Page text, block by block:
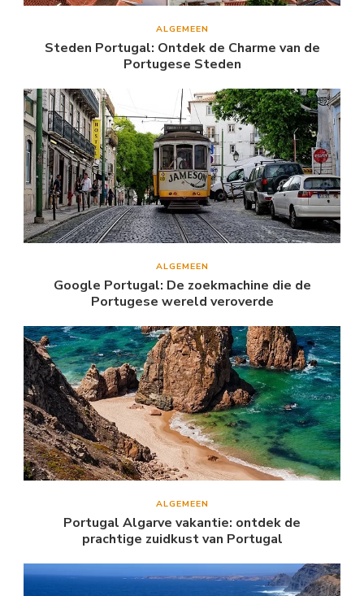
ALGEMEEN
Steden Portugal: Ontdek de Charme van de
Portugese Steden
ALGEMEEN
Google Portugal: De zoekmachine die de
Portugese wereld veroverde
ALGEMEEN
Portugal Algarve vakantie: ontdek de
prachtige zuidkust van Portugal